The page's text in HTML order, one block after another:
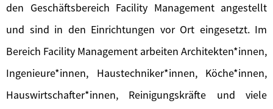
den Geschäftsbereich Facility Management angestellt
und sind in den Einrichtungen vor Ort eingesetzt. Im
Bereich Facility Management arbeiten Architekten*innen,
Ingenieure*innen, Haustechniker*innen, Köche*innen,
Hauswirtschafter*innen, Reinigungskräfte und viele